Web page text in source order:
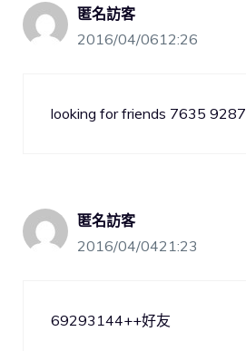
匿名訪客
2016/04/0612:26
looking for friends 7635 9287
匿名訪客
2016/04/0421:23
69293144++好友